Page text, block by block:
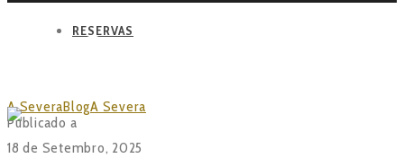
RESERVAS
BLOG
A SeveraBlogA Severa
Harmonização Perfeita n’A Severa
Publicado a
18 de Setembro, 2025